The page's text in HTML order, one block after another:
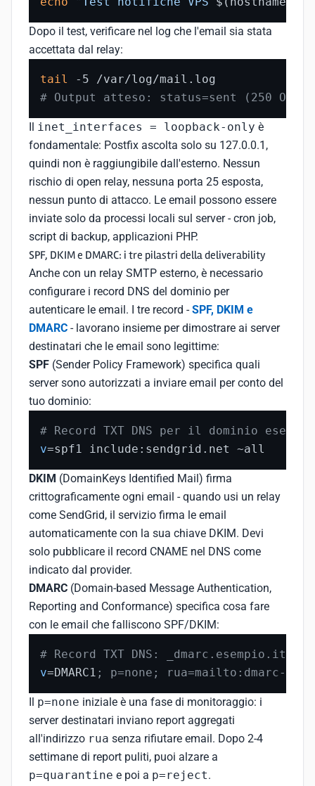
Dopo il test, verificare nel log che l'email sia stata
accettata dal relay:
tail
# Output atteso: status=sent (250 Ok:
Il inet_interfaces = loopback-only è
fondamentale: Postfix ascolta solo su 127.0.0.1,
quindi non è raggiungibile dall'esterno. Nessun
rischio di open relay, nessuna porta 25 esposta,
nessun punto di attacco. Le email possono essere
inviate solo da processi locali sul server - cron job,
script di backup, applicazioni PHP.
SPF, DKIM e DMARC: i tre pilastri della deliverability
Anche con un relay SMTP esterno, è necessario
configurare i record DNS del dominio per
autenticare le email. I tre record -SPF, DKIM e
DMARC - lavorano insieme per dimostrare ai server
destinatari che le email sono legittime:
SPF (Sender Policy Framework) specifica quali
server sono autorizzati a inviare email per conto del
tuo dominio:
# Record TXT DNS per il dominio
v=spf1 include:sendgrid.net ~all
DKIM (DomainKeys Identified Mail) firma
crittograficamente ogni email - quando usi un relay
come SendGrid, il servizio firma le email
automaticamente con la sua chiave DKIM. Devi
solo pubblicare il record CNAME nel DNS come
indicato dal provider.
DMARC (Domain-based Message Authentication,
Reporting and Conformance) specifica cosa fare
con le email che falliscono SPF/DKIM:
# Record TXT DNS: _dmarc.esempio.it
v=DMARC1 ; p=none; rua=mailto:dmarc-
Il p=none iniziale è una fase di monitoraggio: i
server destinatari inviano report aggregati
all'indirizzo rua senza rifiutare email. Dopo 2-4
settimane di report puliti, puoi alzare a
p=quarantine e poi a p=reject.